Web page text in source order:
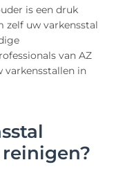
is een druk
zelf uw varkensstal
van AZ
varkensstallen in